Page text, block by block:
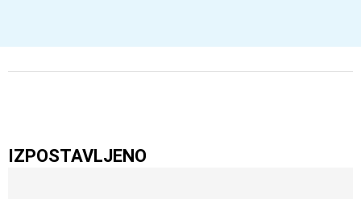
IZPOSTAVLJENO